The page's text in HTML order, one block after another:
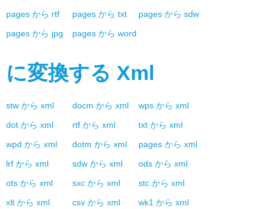
pages から rtf pages から txt pages から sdw
pages から jpg pages から word
に変換する Xml
stw から xml docm から xml wps から xml
dot から xml rtf から xml txt から xml
wpd から xml dotm から xml pages から xml
lrf から xml sdw から xml ods から xml
ots から xml sxc から xml stc から xml
xlt から xml csv から xml wk1 から xml